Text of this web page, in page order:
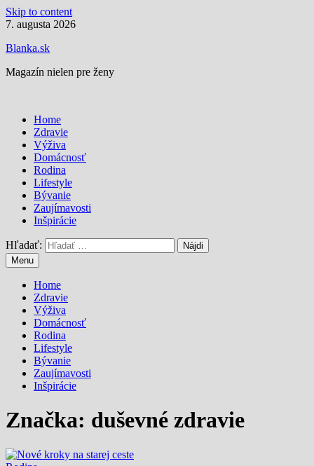
Skip to content
7. augusta 2026
Blanka.sk
Magazín nielen pre ženy
Home
Zdravie
Výživa
Domácnosť
Rodina
Lifestyle
Bývanie
Zaujímavosti
Inšpirácie
Hľadať:
Menu
Home
Zdravie
Výživa
Domácnosť
Rodina
Lifestyle
Bývanie
Zaujímavosti
Inšpirácie
Značka: duševné zdravie